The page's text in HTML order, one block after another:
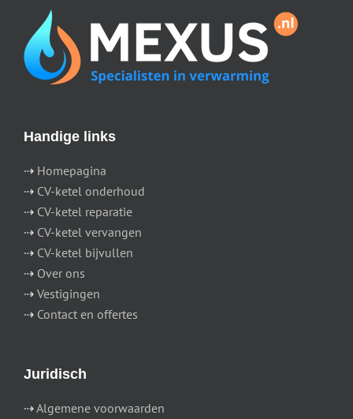
Handige links
⇢ Homepagina
⇢ CV-ketel onderhoud
⇢ CV-ketel reparatie
⇢ CV-ketel vervangen
⇢ CV-ketel bijvullen
⇢ Over ons
⇢ Vestigingen
⇢ Contact en offertes
Juridisch
⇢Algemene voorwaarden